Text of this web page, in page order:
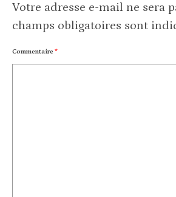
Votre adresse e-mail ne sera
champs obligatoires sont
Commentaire *